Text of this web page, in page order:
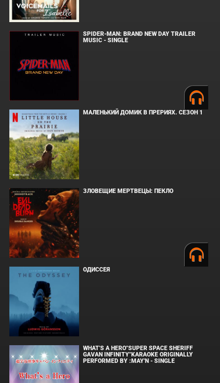
SPIDER-MAN: BRAND NEW DAY TRAILER
MUSIC - SINGLE
МАЛЕНЬКИЙ ДОМИК В ПРЕРИЯХ. СЕЗОН 1
ЗЛОВЕЩИЕ МЕРТВЕЦЫ: ПЕКЛО
ОДИССЕЯ
WHAT'S A HERO"SUPER SPACE SHERIFF
GAVAN INFINITY"KARAOKE ORIGINALLY
PERFORMED BY :MAY'N - SINGLE